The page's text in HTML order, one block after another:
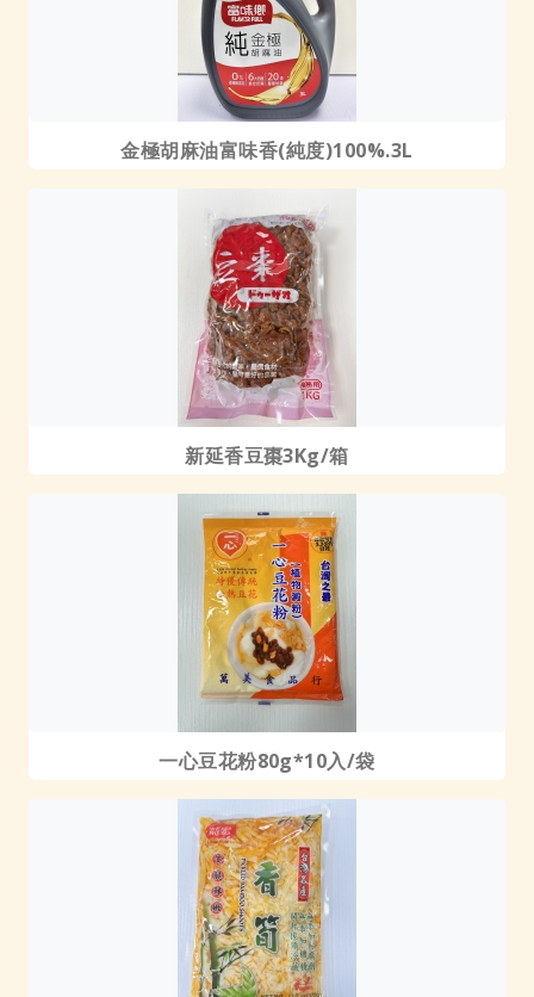
金極胡麻油富味香(純度)100%.3L
新延香豆棗3Kg/箱
一心豆花粉80g*10入/袋